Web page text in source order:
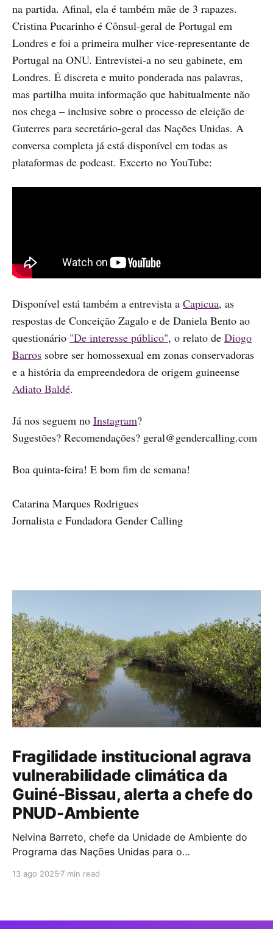
na partida. Afinal, ela é também mãe de 3 rapazes.
Cristina Pucarinho é Cônsul-geral de Portugal em
Londres e foi a primeira mulher vice-representante de
Portugal na ONU. Entrevistei-a no seu gabinete, em
Londres. É discreta e muito ponderada nas palavras,
mas partilha muita informação que habitualmente não
nos chega – inclusive sobre o processo de eleição de
Guterres para secretário-geral das Nações Unidas. A
conversa completa já está disponível em todas as
plataformas de podcast. Excerto no YouTube:
Disponível está também a entrevista a Capicua, as
respostas de Conceição Zagalo e de Daniela Bento ao
questionário "De interesse público", o relato de Diogo
Barros sobre ser homossexual em zonas conservadoras
e a história da empreendedora de origem guineense
Adiato Baldé.
Já nos seguem no Instagram?
Sugestões? Recomendações? geral@gendercalling.com
Boa quinta-feira! E bom fim de semana!
Catarina Marques Rodrigues
Jornalista e Fundadora Gender Calling
Fragilidade institucional agrava
vulnerabilidade climática da
Guiné-Bissau, alerta a chefe do
PNUD-Ambiente
Nelvina Barreto, chefe da Unidade de Ambiente do
Programa das Nações Unidas para o
a incapacidade do Estado em transformar
climática. A Guiné-Bissau é um dos países do mundo
13 ago 2025 7 min read